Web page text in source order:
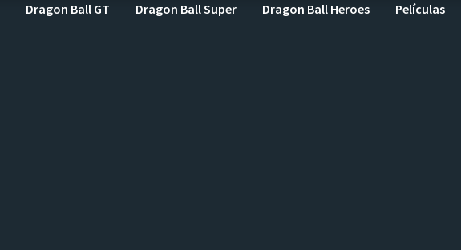
Dragon Ball GT Dragon Ball Super Dragon Ball Heroes Películas